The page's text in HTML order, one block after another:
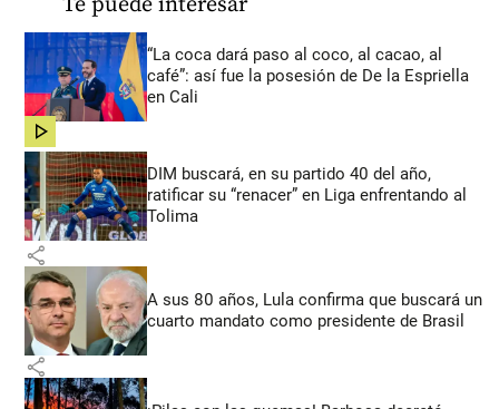
“La coca dará paso al coco, al cacao, al
café”: así fue la posesión de De la Espriella
en Cali
share
DIM buscará, en su partido 40 del año,
ratificar su “renacer” en Liga enfrentando al
Tolima
share
A sus 80 años, Lula confirma que buscará un
cuarto mandato como presidente de Brasil
share